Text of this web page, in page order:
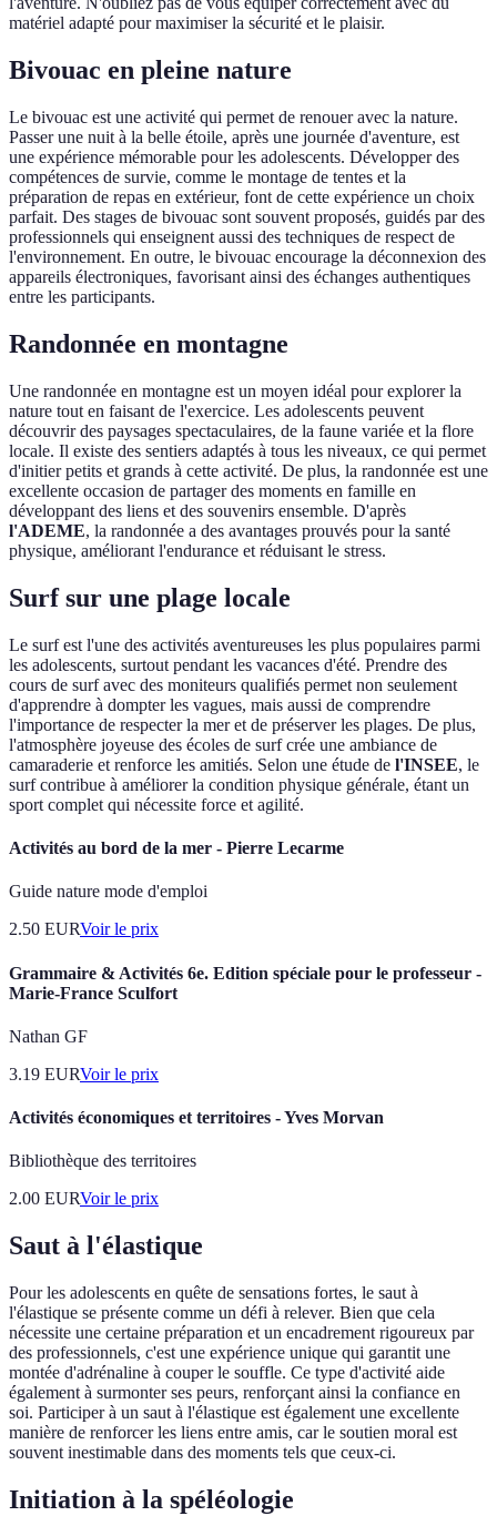
matériel adapté pour maximiser la sécurité et le plaisir.
Bivouac en pleine nature
Le bivouac est une activité qui permet de renouer avec la nature.
Passer une nuit à la belle étoile, après une journée d'aventure, est
une expérience mémorable pour les adolescents. Développer des
compétences de survie, comme le montage de tentes et la
préparation de repas en extérieur, font de cette expérience un choix
parfait. Des stages de bivouac sont souvent proposés, guidés par des
professionnels qui enseignent aussi des techniques de respect de
l'environnement. En outre, le bivouac encourage la déconnexion des
appareils électroniques, favorisant ainsi des échanges authentiques
entre les participants.
Randonnée en montagne
Une randonnée en montagne est un moyen idéal pour explorer la
nature tout en faisant de l'exercice. Les adolescents peuvent
découvrir des paysages spectaculaires, de la faune variée et la flore
locale. Il existe des sentiers adaptés à tous les niveaux, ce qui permet
d'initier petits et grands à cette activité. De plus, la randonnée est une
excellente occasion de partager des moments en famille en
développant des liens et des souvenirs ensemble. D'après
l'ADEME, la randonnée a des avantages prouvés pour la santé
physique, améliorant l'endurance et réduisant le stress.
Surf sur une plage locale
Le surf est l'une des activités aventureuses les plus populaires parmi
les adolescents, surtout pendant les vacances d'été. Prendre des
cours de surf avec des moniteurs qualifiés permet non seulement
d'apprendre à dompter les vagues, mais aussi de comprendre
l'importance de respecter la mer et de préserver les plages. De plus,
l'atmosphère joyeuse des écoles de surf crée une ambiance de
camaraderie et renforce les amitiés. Selon une étude de l'INSEE, le
surf contribue à améliorer la condition physique générale, étant un
sport complet qui nécessite force et agilité.
Activités au bord de la mer - Pierre Lecarme
Guide nature mode d'emploi
2.50 EURVoir le prix
Grammaire & Activités 6e. Edition spéciale pour le professeur -
Marie-France Sculfort
Nathan GF
3.19 EURVoir le prix
Activités économiques et territoires - Yves Morvan
Bibliothèque des territoires
2.00 EURVoir le prix
Saut à l'élastique
Pour les adolescents en quête de sensations fortes, le saut à
l'élastique se présente comme un défi à relever. Bien que cela
nécessite une certaine préparation et un encadrement rigoureux par
des professionnels, c'est une expérience unique qui garantit une
montée d'adrénaline à couper le souffle. Ce type d'activité aide
également à surmonter ses peurs, renforçant ainsi la confiance en
soi. Participer à un saut à l'élastique est également une excellente
manière de renforcer les liens entre amis, car le soutien moral est
souvent inestimable dans des moments tels que ceux-ci.
Initiation à la spéléologie